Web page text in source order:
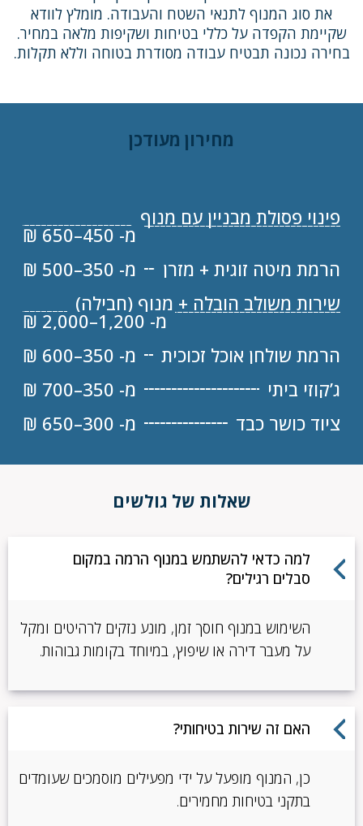
את סוג המנוף לתנאי השטח והעבודה. מומלץ לוודא
שקיימת הקפדה על כללי בטיחות ושקיפות מלאה במחיר.
בחירה נכונה תבטיח עבודה מסודרת בטוחה וללא תקלות.
מחירון מעודכן
פינוי פסולת מבניין עם מנוף
מ- 450–650 ₪
הרמת מיטה זוגית + מזרן
מ- 350–500 ₪
שירות משולב הובלה + מנוף (חבילה)
מ- 1,200–2,000 ₪
הרמת שולחן אוכל זכוכית
מ- 350–600 ₪
ג’קוזי ביתי
מ- 350–700 ₪
ציוד כושר כבד
מ- 300–650 ₪
שאלות של גולשים
למה כדאי להשתמש במנוף הרמה במקום
סבלים רגילים?
השימוש במנוף חוסך זמן, מונע נזקים לרהיטים ומקל
על מעבר דירה או שיפוץ, במיוחד בקומות גבוהות.
האם זה שירות בטיחותי?
כן, המנוף מופעל על ידי מפעילים מוסמכים שעומדים
בתקני בטיחות מחמירים.